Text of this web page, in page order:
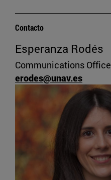
Contacto
Esperanza Rodés
Communications Office
erodes@unav.es